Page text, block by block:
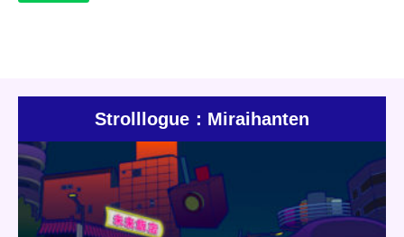
Strolllogue：Miraihanten
Update:2021.02.14